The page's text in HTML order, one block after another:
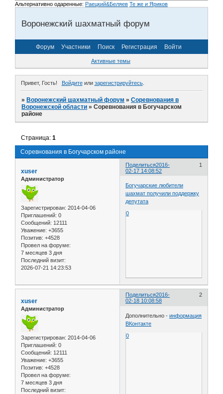
Альтернативно одаренные: Раецкий&Беляев Те же и Яриков
Воронежский шахматный форум
Форум Участники Поиск Регистрация Войти
Активные темы
Привет, Гость! Войдитеили зарегистрируйтесь.
»Воронежский шахматный форум »Соревнования в
Воронежской области »Соревнования в Богучарском
районе
Соревнования в Богучарском районе
Страница:1
Поделиться 1
2016-
02-17 14:08:52
xuser
Администратор
Зарегистрирован: 2014-04-06
Приглашений: 0
Сообщений: 12111
Уважение: +3655
Позитив: +4528
Провел на форуме:
7 месяцев 3 дня
Последний визит:
2026-07-21 14:23:53
Богучарские любители
шахмат получили поддержку
депутата
0
Поделиться 2
2016-
02-18 10:08:58
xuser
Администратор
Зарегистрирован: 2014-04-06
Приглашений: 0
Сообщений: 12111
Уважение: +3655
Позитив: +4528
Провел на форуме:
7 месяцев 3 дня
Последний визит:
Дополнительно -информация
ВКонтакте
0